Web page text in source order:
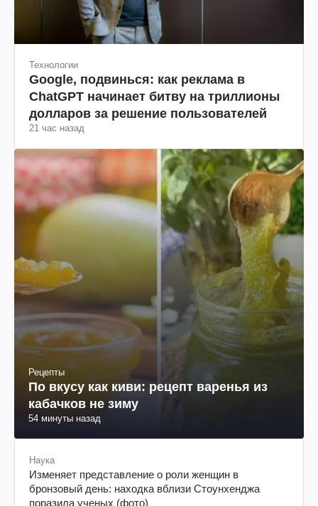
Технологии
Google, подвинься: как реклама в
ChatGPT начинает битву на триллионы
долларов за решение пользователей
21 час назад
Рецепты
По вкусу как киви: рецепт варенья из
кабачков не зиму
54 минуты назад
Наука
Изменяет представление о роли женщин в
бронзовый день: находка вблизи Стоунхенджа
поразила ученых (фото)